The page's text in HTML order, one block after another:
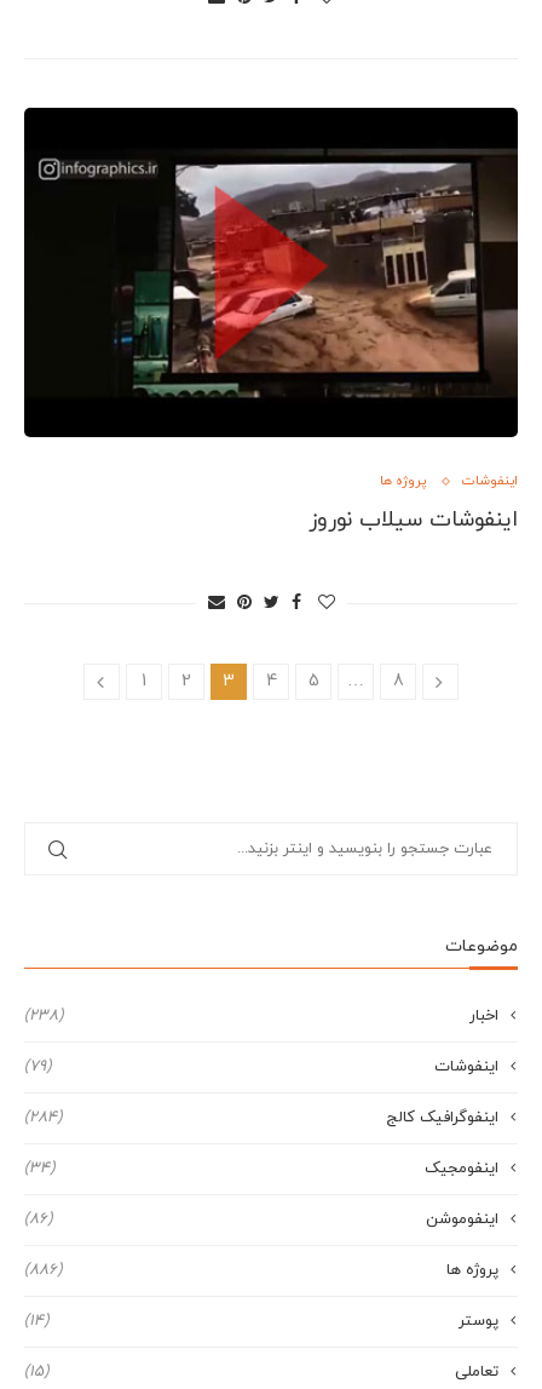
اینفوشات پروژه ها
اینفوشات سیلاب نوروز
1 2 3 4 5 … 8
موضوعات
اخبار (238)
اینفوشات (79)
اینفوگرافیک کالج (284)
اینفومجیک (34)
اینفوموشن (86)
پروژه ها (886)
پوستر (14)
تعاملی (15)